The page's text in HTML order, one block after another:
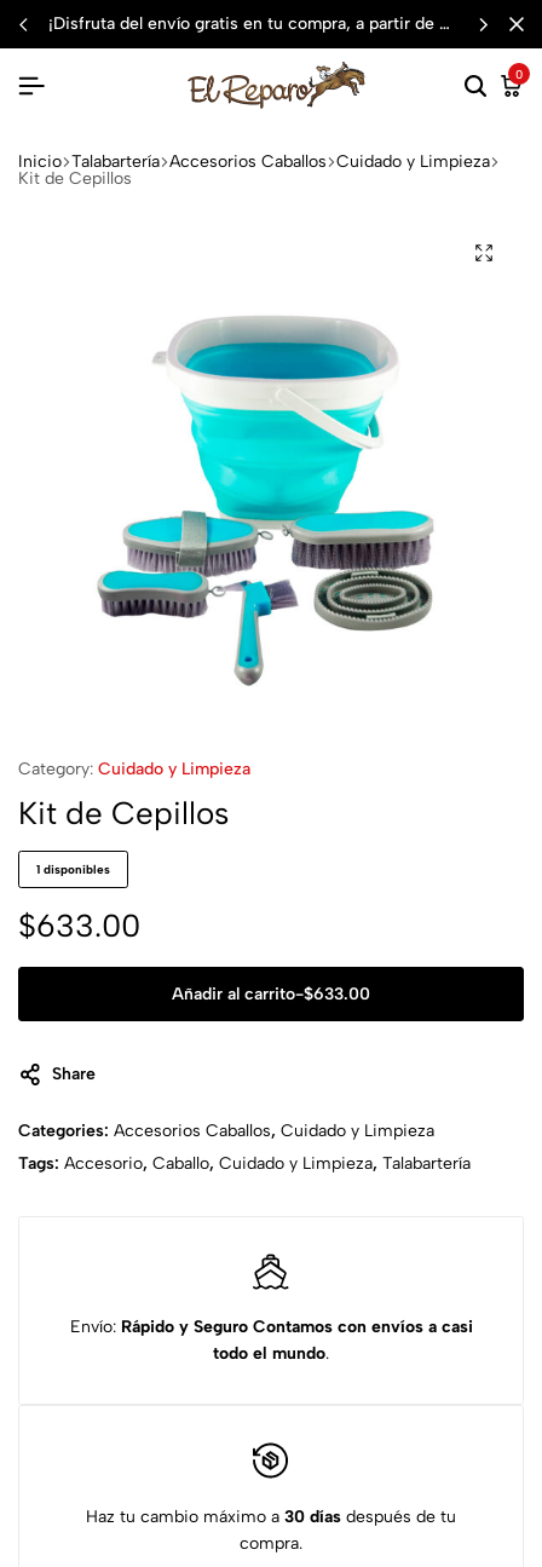
¡disfruta del envío gratis en tu compra, a partir de $3,000 mxn
0
Inicio Talabartería Accesorios Caballos Cuidado y Limpieza
Kit de Cepillos
Category: Cuidado y Limpieza
Kit de Cepillos
1 disponibles
$633.00
Añadir al carrito-$633.00
Share
Categories: Accesorios Caballos, Cuidado y Limpieza
Tags: Accesorio, Caballo, Cuidado y Limpieza, Talabartería
Envío: Rápido y Seguro Contamos con envíos a casi
todo el mundo.
Haz tu cambio máximo a 30 días después de tu
compra.